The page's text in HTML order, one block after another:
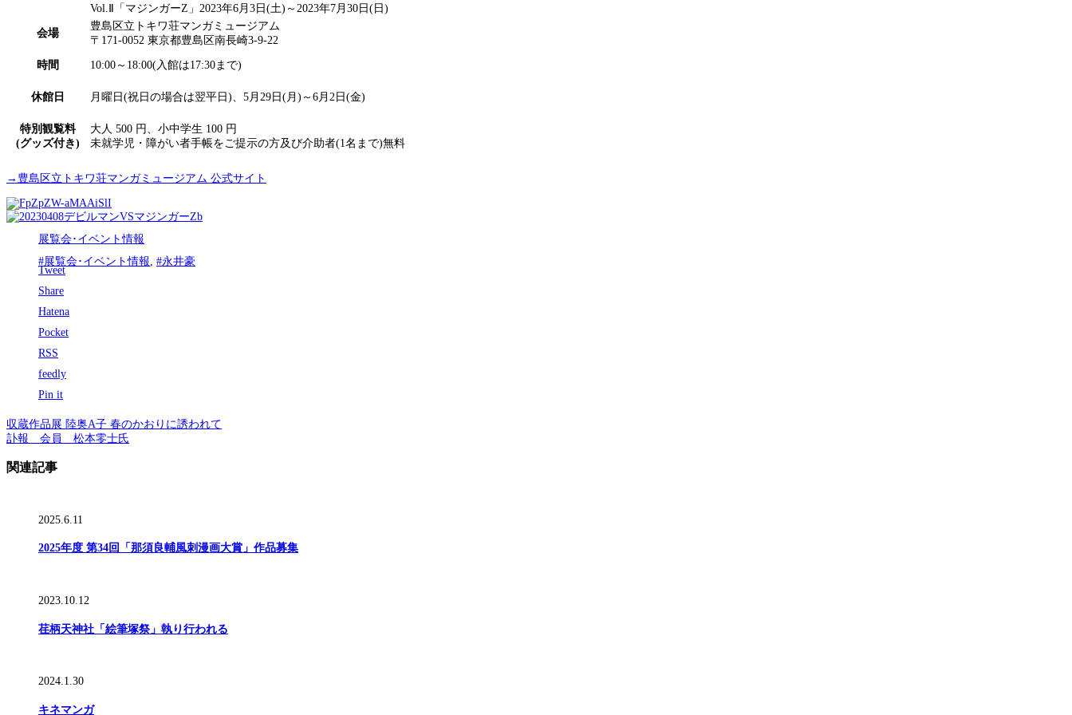
Vol.Ⅱ「マジンガーZ」2023年6月3日(土)～2023年7月30日(日)
会場
豊島区立トキワ荘マンガミュージアム
〒171-0052 東京都豊島区南長崎3-9-22
時間 10:00～18:00(入館は17:30まで)
休館日 月曜日(祝日の場合は翌平日)、5月29日(月)～6月2日(金)
特別観覧料
(グッズ付き)
大人 500 円、小中学生 100 円
未就学児・障がい者手帳をご提示の方及び介助者(1名まで)無料
→豊島区立トキワ荘マンガミュージアム 公式サイト
展覧会･イベント情報
#展覧会･イベント情報 #永井豪
Tweet
Share
Hatena
Pocket
RSS
feedly
Pin it
収蔵作品展 陸奥A子 春のかおりに誘われて
訃報 会員 松本零士氏
関連記事
2025.6.11
2025年度 第34回「那須良輔風刺漫画大賞」作品募集
2023.10.12
荏柄天神社「絵筆塚祭」執り行われる
2024.1.30
キネマンガ